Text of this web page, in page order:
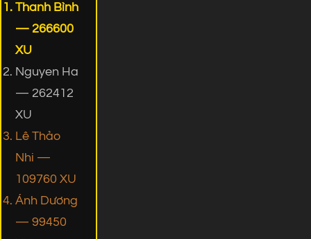
Thanh Bình
— 266600
XU
Nguyen Ha
— 262412
XU
Lê Thảo
Nhi —
109760 XU
Ánh Dương
— 99450